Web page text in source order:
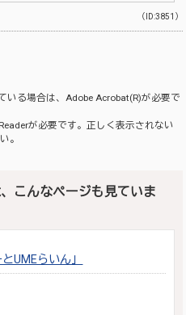
（ID:3851）
いる場合は、 Adobe Acrobat(R)が必要で
が必要です。正しく表示されない
。
こんなページも見ていま
UMEらいん」